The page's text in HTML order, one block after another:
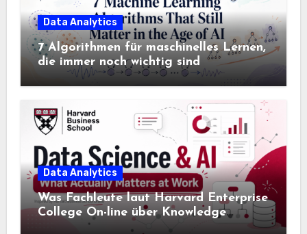
Data Analytics
7 Algorithmen für maschinelles Lernen,
die immer noch wichtig sind
Data Analytics
Was Fachleute laut Harvard Enterprise
College On-line über Knowledge
Science und KI wissen sollten